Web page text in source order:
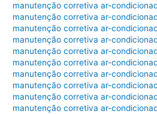
manutenção corretiva ar-
manutenção corretiva ar-
manutenção corretiva ar-
manutenção corretiva ar-
manutenção corretiva ar-
manutenção corretiva ar-
manutenção corretiva ar-
manutenção corretiva ar-
manutenção corretiva ar-
manutenção corretiva ar-